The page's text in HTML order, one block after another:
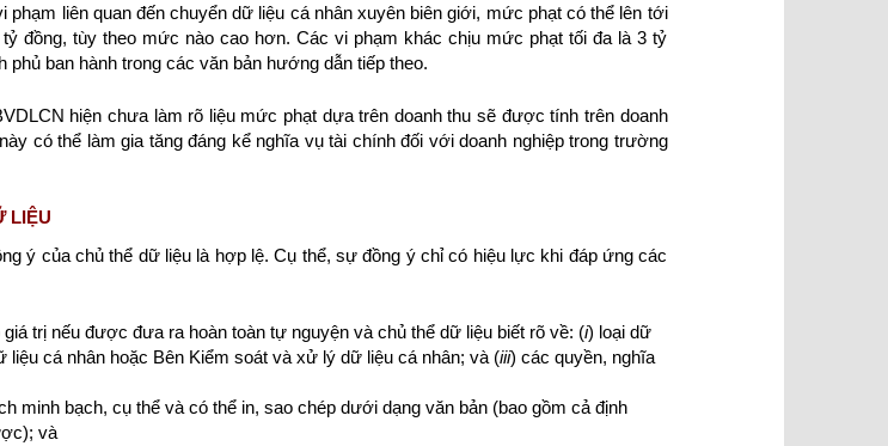
liên quan đến chuyển dữ liệu cá nhân xuyên biên giới, mức phạt có thể lên tới
đồng, tùy theo mức nào cao hơn. Các vi phạm khác chịu mức phạt tối đa là 3 tỷ
ban hành trong các văn bản hướng dẫn tiếp theo.
hiện chưa làm rõ liệu mức phạt dựa trên doanh thu sẽ được tính trên doanh
có thể làm gia tăng đáng kể nghĩa vụ tài chính đối với doanh nghiệp trong trường
LIỆU
ý của chủ thể dữ liệu là hợp lệ. Cụ thể, sự đồng ý chỉ có hiệu lực khi đáp ứng các
trị nếu được đưa ra hoàn toàn tự nguyện và chủ thể dữ liệu biết rõ về: (i) loại dữ
liệu cá nhân hoặc Bên Kiểm soát và xử lý dữ liệu cá nhân; và (iii) các quyền, nghĩa
minh bạch, cụ thể và có thể in, sao chép dưới dạng văn bản (bao gồm cả định
và